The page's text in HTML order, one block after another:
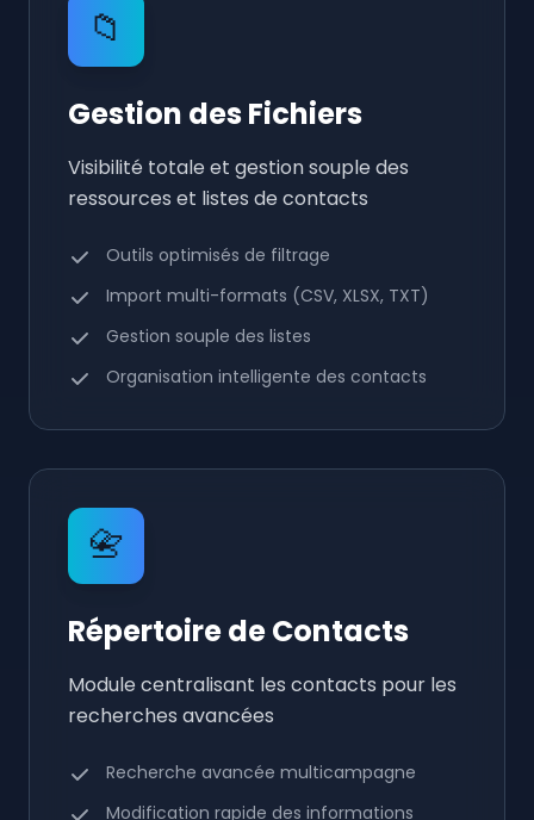
📁
Gestion des Fichiers
Visibilité totale et gestion souple des
ressources et listes de contacts
Outils optimisés de filtrage
Import multi-formats (CSV, XLSX, TXT)
Gestion souple des listes
Organisation intelligente des contacts
📇
Répertoire de Contacts
Module centralisant les contacts pour les
recherches avancées
Recherche avancée multicampagne
Modification rapide des informations